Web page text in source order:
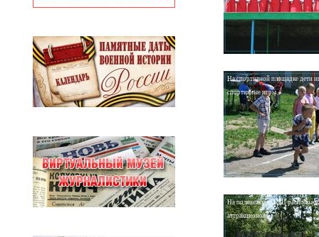
На спортивной площадке дети
спортивные игры
На поляне возле БДЦ
аттракционов